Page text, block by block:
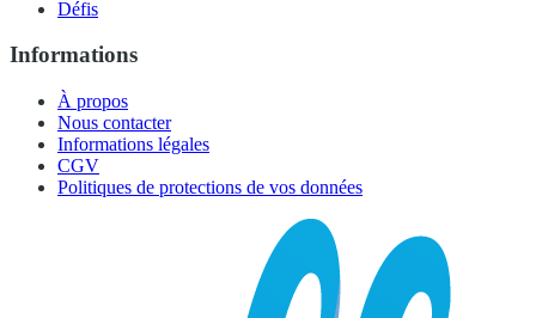
Défis
Informations
À propos
Nous contacter
Informations légales
CGV
Politiques de protections de vos données